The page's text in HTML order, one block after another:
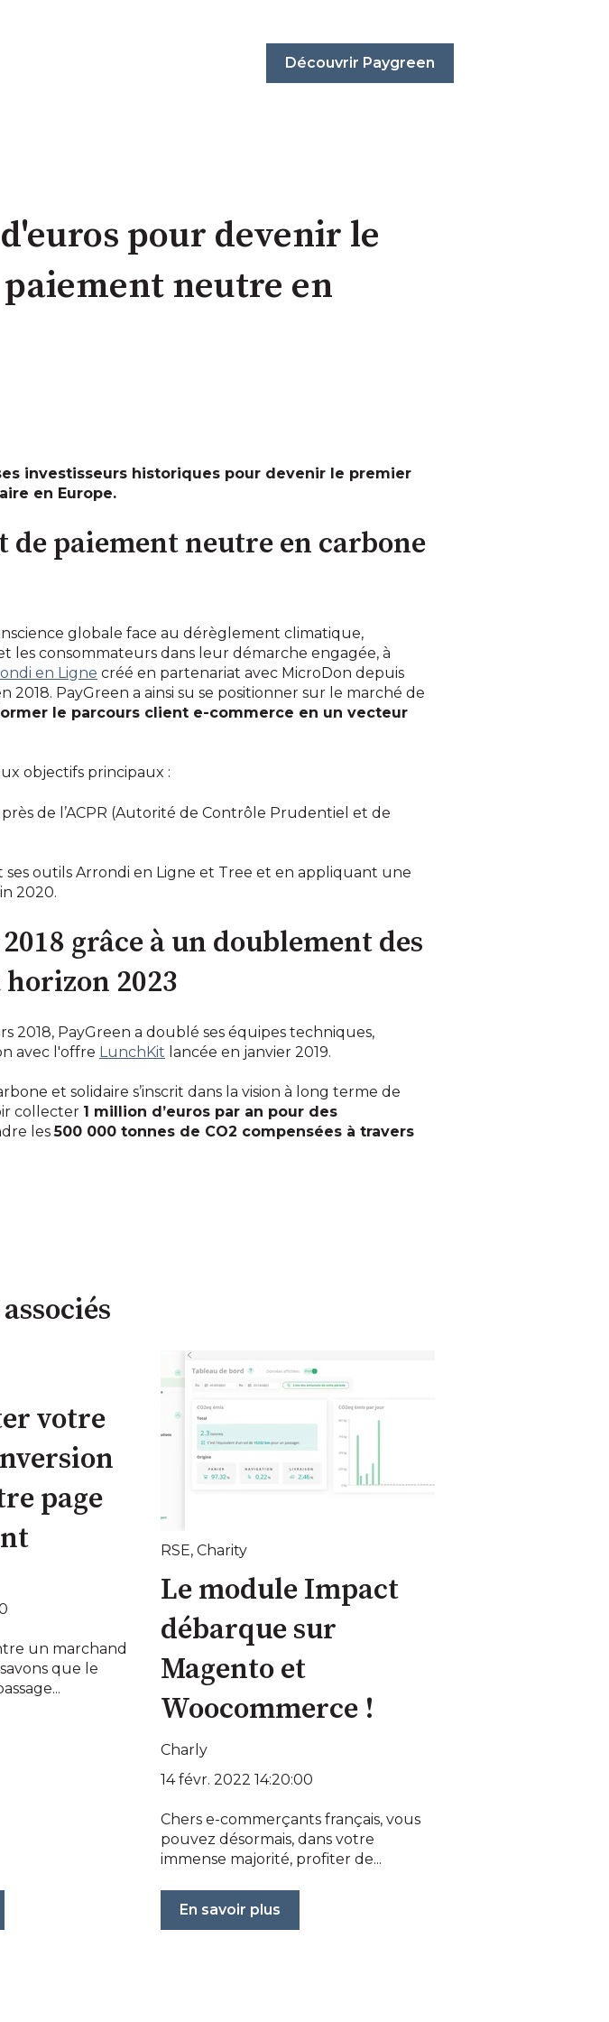
Découvrir Paygreen
pour devenir le
neutre en
investisseurs historiques pour devenir le premier
en Europe.
paiement neutre en carbone
globale face au dérèglement climatique,
les consommateurs dans leur démarche engagée, à
en Ligne créé en partenariat avec MicroDon depuis
PayGreen a ainsi su se positionner sur le marché de
le parcours client e-commerce en un vecteur
objectifs principaux :
de l’ACPR (Autorité de Contrôle Prudentiel et de
ses outils Arrondi en Ligne et Tree et en appliquant une
2020.
grâce à un doublement des
2023
2018, PayGreen a doublé ses équipes techniques,
avec l'offre LunchKit lancée en janvier 2019.
et solidaire s’inscrit dans la vision à long terme de
collecter 1 million d’euros par an pour des
les500 000 tonnes de CO2 compensées à travers
votre
page
un marchand
que le
RSE,Charity
Le module Impact
débarque sur
Magento et
Woocommerce !
Charly
14 févr. 2022 14:20:00
Chers e-commerçants français, vous
pouvez désormais, dans votre
immense majorité, profiter de...
En savoir plus